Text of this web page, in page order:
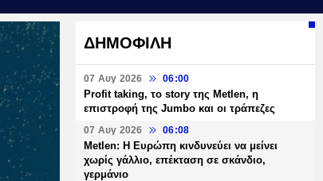
ΔΗΜΟΦΙΛΗ
07 Αυγ 2026 06:00
Profit taking, το story της Metlen, η
επιστροφή της Jumbo και οι τράπεζες
07 Αυγ 2026 06:08
Metlen: Η Ευρώπη κινδυνεύει να μείνει
χωρίς γάλλιο, επέκταση σε σκάνδιο,
γερμάνιο